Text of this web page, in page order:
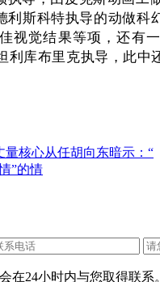
利斯科特执导的动做
视觉结果等项，还有
库布里克执导，此中
量核心从任胡向东暗示：“
”的情
在24小时内与您取得联系。